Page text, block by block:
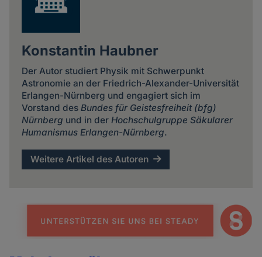
Konstantin Haubner
Der Autor studiert Physik mit Schwerpunkt
Astronomie an der Friedrich-Alexander-Universität
Erlangen-Nürnberg und engagiert sich im
Vorstand des Bundes für Geistesfreiheit (bfg)
Nürnberg und in der Hochschulgruppe Säkularer
Humanismus Erlangen-Nürnberg.
Weitere Artikel des Autoren